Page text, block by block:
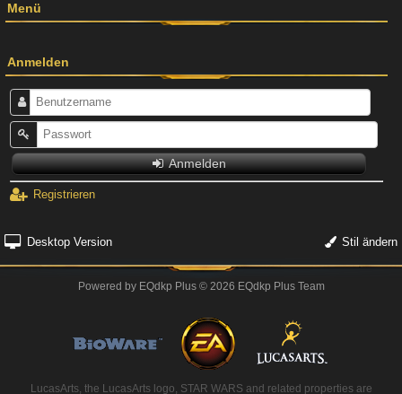
Menü
Anmelden
Anmelden
Registrieren
Desktop Version Stil ändern
Powered by EQdkp Plus© 2026 EQdkp Plus Team
LucasArts, the LucasArts logo, STAR WARS and related properties are